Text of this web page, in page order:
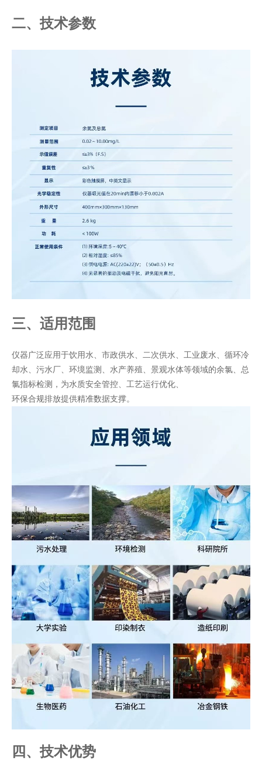
二、技术参数
三、适用范围
仪器广泛应用于饮用水、市政供水、二次供水、工业废水、循环冷
却水、污水厂、环境监测、水产养殖、景观水体等领域的余氯、总
氯指标检测，为水质安全管控、工艺运行优化、
环保合规排放提供精准数据支撑。
四、技术优势